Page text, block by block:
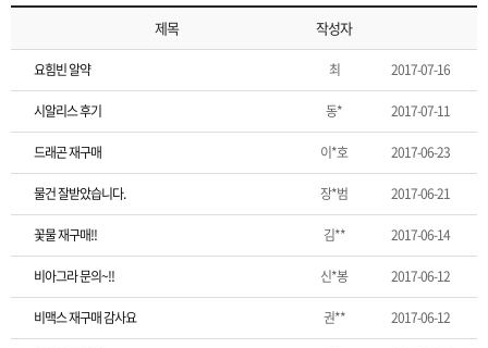
우
터
페
지
문
회
제목 작성자
요힘빈 알약 최 2017-07-16
시알리스 후기 동* 2017-07-11
드래곤 재구매 이*호 2017-06-23
물건 잘받았습니다. 장*범 2017-06-21
꽃물 재구매!! 김** 2017-06-14
비아그라 문의~!! 신*봉 2017-06-12
비맥스 재구매 감사요 권** 2017-06-12